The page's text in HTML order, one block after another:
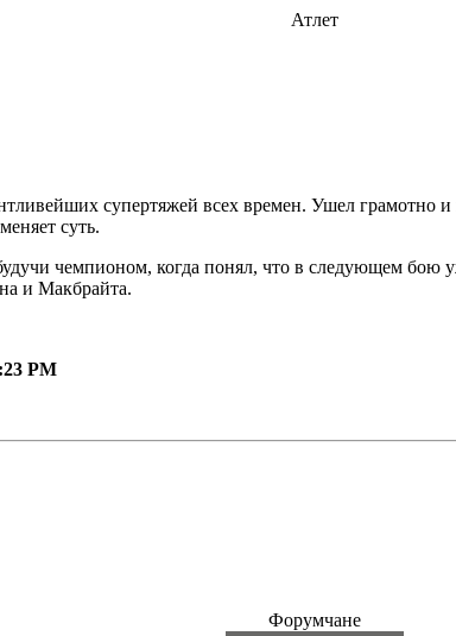
Атлет
супертяжей всех времен. Ушел грамотно и
суть.
чемпионом, когда понял, что в следующем бою
и Макбрайта.
PM
Форумчане